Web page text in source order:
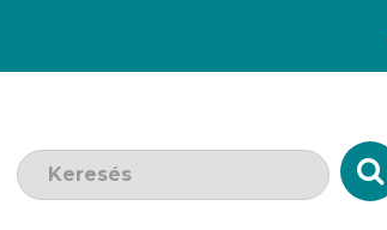
Keresendő szó: